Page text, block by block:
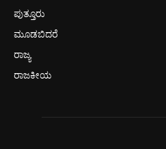
ಪುತ್ತೂರು
ಮೂಡಬಿದರೆ
ರಾಜ್ಯ
ರಾಜಕೀಯ